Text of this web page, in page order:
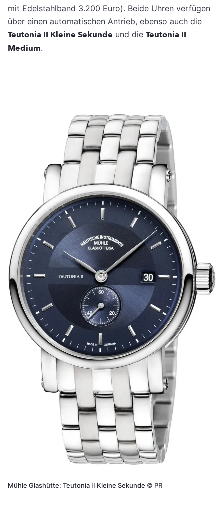
mit Edelstahlband 3.200 Euro). Beide Uhren verfügen
über einen automatischen Antrieb, ebenso auch die
Teutonia II Kleine Sekunde und die Teutonia II
Medium.
Mühle Glashütte: Teutonia II Kleine Sekunde © PR